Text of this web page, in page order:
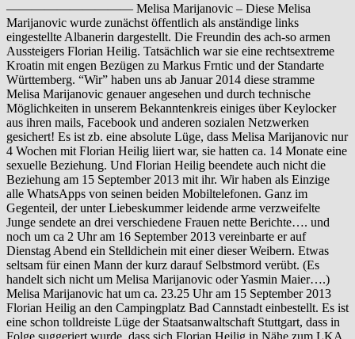
—————————— Melisa Marijanovic – Diese Melisa
Marijanovic wurde zunächst öffentlich als anständige links
eingestellte Albanerin dargestellt. Die Freundin des ach-so armen
Aussteigers Florian Heilig. Tatsächlich war sie eine rechtsextreme
Kroatin mit engen Bezügen zu Markus Frntic und der Standarte
Württemberg. “Wir” haben uns ab Januar 2014 diese stramme
Melisa Marijanovic genauer angesehen und durch technische
Möglichkeiten in unserem Bekanntenkreis einiges über Keylocker
aus ihren mails, Facebook und anderen sozialen Netzwerken
gesichert! Es ist zb. eine absolute Lüge, dass Melisa Marijanovic nur
4 Wochen mit Florian Heilig liiert war, sie hatten ca. 14 Monate eine
sexuelle Beziehung. Und Florian Heilig beendete auch nicht die
Beziehung am 15 September 2013 mit ihr. Wir haben als Einzige
alle WhatsApps von seinen beiden Mobiltelefonen. Ganz im
Gegenteil, der unter Liebeskummer leidende arme verzweifelte
Junge sendete an drei verschiedene Frauen nette Berichte…. und
noch um ca 2 Uhr am 16 September 2013 vereinbarte er auf
Dienstag Abend ein Stelldichein mit einer dieser Weibern. Etwas
seltsam für einen Mann der kurz darauf Selbstmord verübt. (Es
handelt sich nicht um Melisa Marijanovic oder Yasmin Maier….)
Melisa Marijanovic hat um ca. 23.25 Uhr am 15 September 2013
Florian Heilig an den Campingplatz Bad Cannstadt einbestellt. Es ist
eine schon tolldreiste Lüge der Staatsanwaltschaft Stuttgart, dass in
Folge suggeriert wurde, dass sich Florian Heilig in Nähe zum LKA